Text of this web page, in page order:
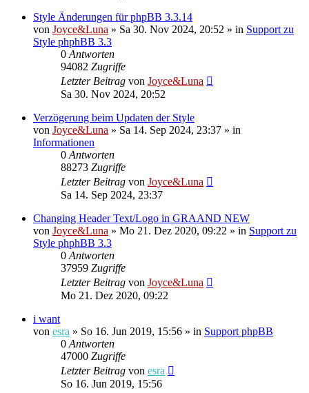
Style Änderungen für phpBB 3.3.14
von Joyce&Luna » Sa 30. Nov 2024, 20:52 » in Support zu
Style phphBB 3.3
0 Antworten
94082 Zugriffe
Letzter Beitrag von Joyce&Luna
Sa 30. Nov 2024, 20:52
Verzögerung beim Updaten der Style
von Joyce&Luna » Sa 14. Sep 2024, 23:37 » in
Informationen
0 Antworten
88273 Zugriffe
Letzter Beitrag von Joyce&Luna
Sa 14. Sep 2024, 23:37
Changing Header Text/Logo in GRAAND NEW
von Joyce&Luna » Mo 21. Dez 2020, 09:22 » in Support zu
Style phphBB 3.3
0 Antworten
37959 Zugriffe
Letzter Beitrag von Joyce&Luna
Mo 21. Dez 2020, 09:22
i want
von esra » So 16. Jun 2019, 15:56 » in Support phpBB
0 Antworten
47000 Zugriffe
Letzter Beitrag von esra
So 16. Jun 2019, 15:56